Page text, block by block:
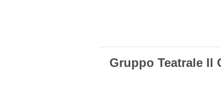
Gruppo Teatrale Il